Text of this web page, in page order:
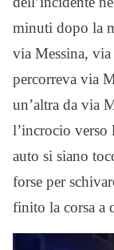
minuti dopo la
via Messina,
percorreva via
un’altra da via
l’incrocio verso
auto si siano
forse per
finito la corsa a